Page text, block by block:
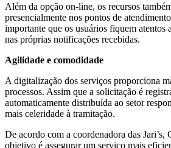
Além da opção on-line, os recursos
presencialmente nos pontos de
importante que os usuários fiquem atentos
nas próprias notificações recebidas.
Agilidade e comodidade
A digitalização dos serviços proporciona
processos. Assim que a solicitação é
automaticamente distribuída ao setor
mais celeridade à tramitação.
De acordo com a coordenadora das Jari’s,
objetivo é assegurar um serviço mais